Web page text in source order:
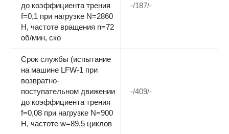
до коэффициента трения
f=0,1 при нагрузке N=2860
H, частоте вращения n=72
об/мин, ско
-/187/-
Срок службы (испытание
на машине LFW-1 при
возвратно-
поступательном движении
до коэффициента трения
f=0,08 при нагрузке N=900
H, частоте w=89,5 циклов
-/409/-